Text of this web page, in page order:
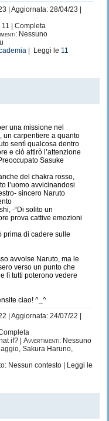
| Aggiornata: 28/04/23 |
11 | Completa
Nessuno
| Leggi le 11
una missione nel
un carpentiere a quanto
sentì qualcosa dentro
e ciò attirò l’attenzione
Sasuke
del chakra rosso,
l’uomo avvicinandosi
sincero Naruto
-“Di solito un
prova cattive emozioni
prima di cadere sulle
avvolse Naruto, ma le
verso un punto che
lì tutti poterono vedere
ciao! ^_^
| Aggiornata: 24/07/22 |
if? | Avvertimenti: Nessuno
Sakura Haruno,
Nessun contesto | Leggi le